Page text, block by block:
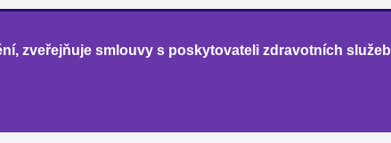
zveřejňuje smlouvy s poskytovateli zdravotních služeb